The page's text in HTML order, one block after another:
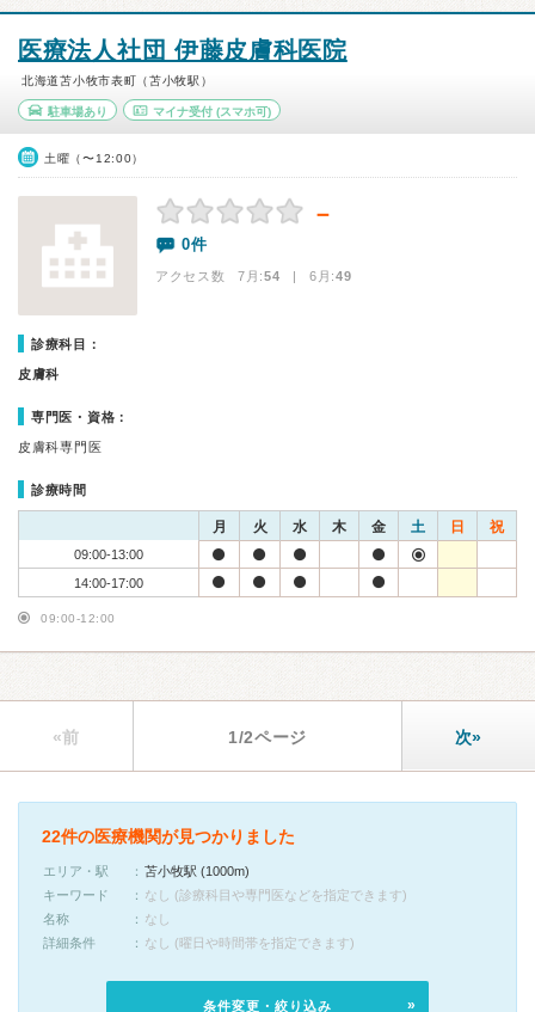
医療法人社団 伊藤皮膚科医院
北海道苫小牧市表町（苫小牧駅）
駐車場あり マイナ受付(スマホ可)
土曜（〜12:00）
－
0件
アクセス数 7月:54 | 6月:49
診療科目：
皮膚科
専門医・資格：
皮膚科専門医
診療時間
月 火 水 木 金 土 日 祝
09:00-13:00
14:00-17:00
09:00-12:00
«前 1/2ページ 次»
22件の医療機関が見つかりました
エリア・駅
苫小牧駅 (1000m)
キーワード
なし (診療科目や専門医などを指定できます)
名称
なし
詳細条件
なし (曜日や時間帯を指定できます)
条件変更・絞り込み